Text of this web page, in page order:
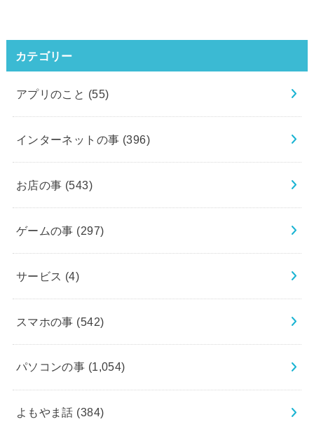
カテゴリー
アプリのこと (55)
インターネットの事 (396)
お店の事 (543)
ゲームの事 (297)
サービス (4)
スマホの事 (542)
パソコンの事 (1,054)
よもやま話 (384)